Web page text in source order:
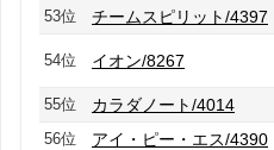
53位
チームスピリット/4397
54位 イオン/8267
55位
カラダノート/4014
56位
アイ・ピー・エス/4390